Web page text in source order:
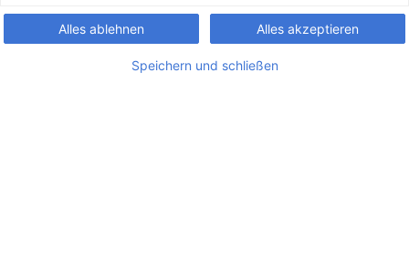
Alles ablehnen Alles akzeptieren
Speichern und schließen